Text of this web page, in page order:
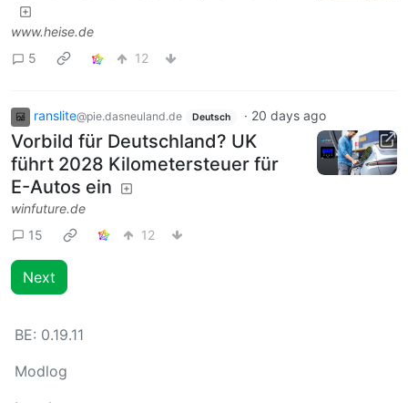
www.heise.de
5
12
ranslite@pie.dasneuland.de Deutsch · 20 days ago
Vorbild für Deutschland? UK
führt 2028 Kilometersteuer für
E-Autos ein
winfuture.de
15
12
Next
BE: 0.19.11
Modlog